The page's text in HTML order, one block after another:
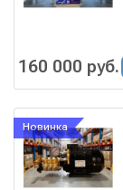
160 000 руб.
Новинка